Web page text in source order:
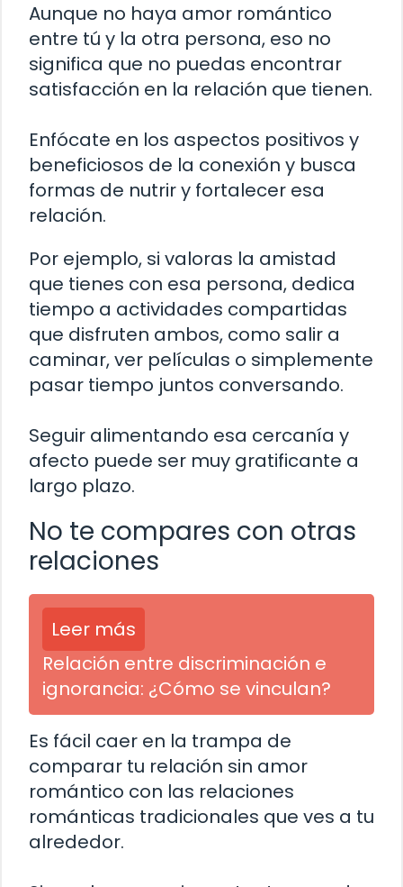
Aunque no haya amor romántico
entre tú y la otra persona, eso no
significa que no puedas encontrar
satisfacción en la relación que tienen.
Enfócate en los aspectos positivos y
beneficiosos de la conexión y busca
formas de nutrir y fortalecer esa
relación.
Por ejemplo, si valoras la amistad
que tienes con esa persona, dedica
tiempo a actividades compartidas
que disfruten ambos, como salir a
caminar, ver películas o simplemente
pasar tiempo juntos conversando.
Seguir alimentando esa cercanía y
afecto puede ser muy gratificante a
largo plazo.
No te compares con otras
relaciones
Leer más
Relación entre discriminación e
ignorancia: ¿Cómo se vinculan?
Es fácil caer en la trampa de
comparar tu relación sin amor
romántico con las relaciones
románticas tradicionales que ves a tu
alrededor.